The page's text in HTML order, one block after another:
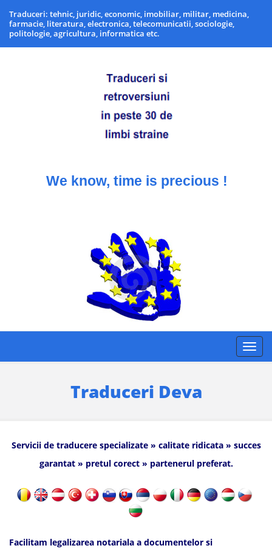
Traduceri: tehnic, juridic, economic, imobiliar, militar, medicina,
farmacie, literatura, electronica, telecomunicatii, sociologie,
politologie, agricultura, informatica etc.
We know, time is precious !
Traduceri Deva
Servicii de traducere specializate » calitate ridicata » succes
garantat » pretul corect » partenerul preferat.
Facilitam legalizarea notariala a documentelor si